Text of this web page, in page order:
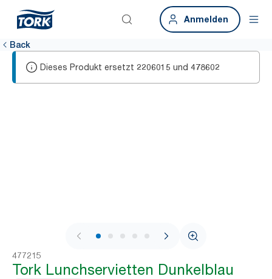
Anmelden
Back
Dieses Produkt ersetzt 2206015 und 478602
1 / 7
477215
Tork Lunchservietten Dunkelblau